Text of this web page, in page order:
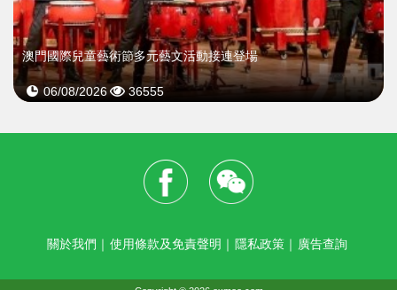
澳門國際兒童藝術節多元藝文活動接連登場
06/08/2026 36555
關於我們 ｜ 使用條款及免責聲明 ｜ 隱私政策 ｜ 廣告查詢